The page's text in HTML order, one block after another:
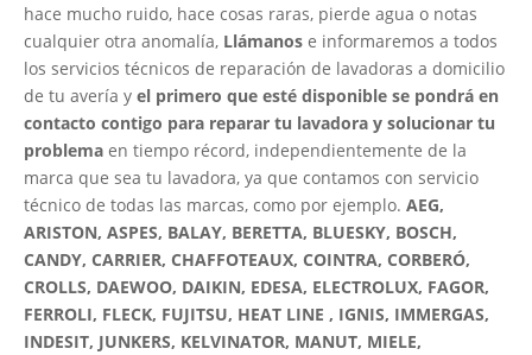
hace mucho ruido, hace cosas raras, pierde agua o notas
cualquier otra anomalía, Llámanos e informaremos a todos
los servicios técnicos de reparación de lavadoras a domicilio
de tu avería y el primero que esté disponible se pondrá en
contacto contigo para reparar tu lavadora y solucionar tu
problema en tiempo récord, independientemente de la
marca que sea tu lavadora, ya que contamos con servicio
técnico de todas las marcas, como por ejemplo. AEG,
ARISTON, ASPES, BALAY, BERETTA, BLUESKY, BOSCH,
CANDY, CARRIER, CHAFFOTEAUX, COINTRA, CORBERÓ,
CROLLS, DAEWOO, DAIKIN, EDESA, ELECTROLUX, FAGOR,
FERROLI, FLECK, FUJITSU, HEAT LINE , IGNIS, IMMERGAS,
INDESIT, JUNKERS, KELVINATOR, MANUT, MIELE,